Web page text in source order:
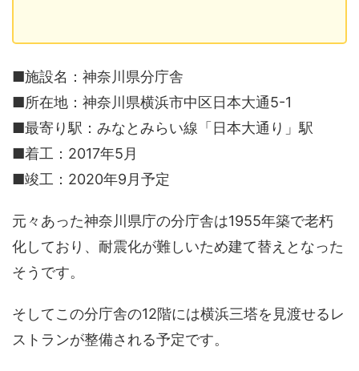
■施設名：神奈川県分庁舎
■所在地：神奈川県横浜市中区日本大通5-1
■最寄り駅：みなとみらい線「日本大通り」駅
■着工：2017年5月
■竣工：2020年9月予定
元々あった神奈川県庁の分庁舎は1955年築で老朽
化しており、耐震化が難しいため建て替えとなった
そうです。
そしてこの分庁舎の12階には横浜三塔を見渡せるレ
ストランが整備される予定です。